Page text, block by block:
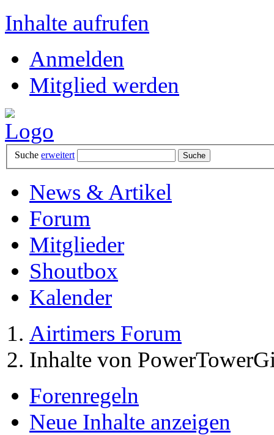
Inhalte aufrufen
Anmelden
Mitglied werden
Suche erweitert
News & Artikel
Forum
Mitglieder
Shoutbox
Kalender
Airtimers Forum
Inhalte von
Forenregeln
Neue Inhalte anzeigen